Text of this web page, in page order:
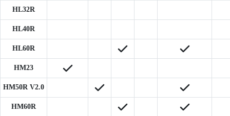
HL32R
HL40R
HL60R
HM23
HM50R V2.0
HM60R